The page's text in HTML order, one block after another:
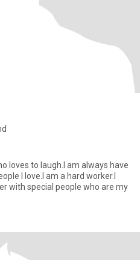
loves to laugh.I am always have
I love.I am a hard worker.I
with special people who are my